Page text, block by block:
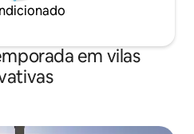
em vilas